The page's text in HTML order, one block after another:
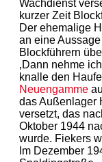
Wachdienst
kurzer Zeit
Der ehemalige
an eine
Blockführern
‚Dann nehme
knalle den
Neuengamme
das Außenlager
versetzt, das
Oktober 1944
wurde. Fiekers
Im Dezember